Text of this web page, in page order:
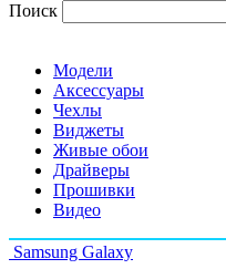
Поиск
Модели
Аксессуары
Чехлы
Виджеты
Живые обои
Драйверы
Прошивки
Видео
Samsung Galaxy